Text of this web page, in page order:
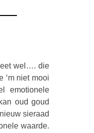
wel…. die
‘m niet mooi
emotionele
oud goud
sieraad
waarde.